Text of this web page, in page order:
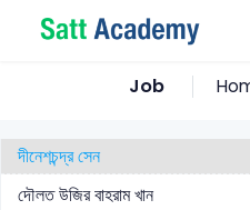
Job
তারাশঙ্কর বন্দ্যোপাধ্যায়
দীনেশচন্দ্র সেন
দৌলত উজির বাহরাম খান